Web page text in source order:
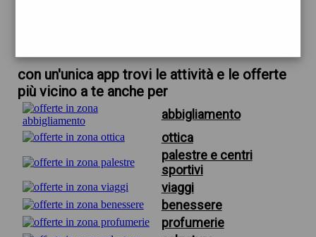
con un'unica app trovi le attività e le offerte
più vicino a te anche per
abbigliamento
ottica
palestre e centri
sportivi
viaggi
benessere
profumerie